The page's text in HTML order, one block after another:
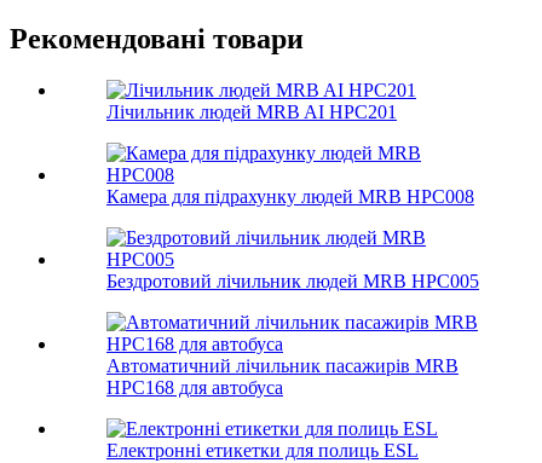
Рекомендовані товари
Лічильник людей MRB AI HPC201
Камера для підрахунку людей MRB HPC008
Бездротовий лічильник людей MRB HPC005
Автоматичний лічильник пасажирів MRB
HPC168 для автобуса
Електронні етикетки для полиць ESL